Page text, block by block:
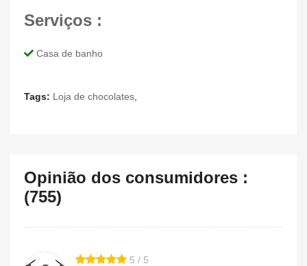
Serviços :
Casa de banho
Tags: Loja de chocolates
Opinião dos consumidores :
(755)
5 / 5